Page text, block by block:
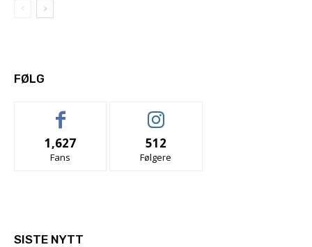
FØLG
1,627
Fans
512
Følgere
SISTE NYTT